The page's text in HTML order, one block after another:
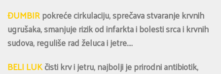
ĐUMBIRpokreće cirkulaciju, sprečava stvaranje krvnih
ugrušaka, smanjuje rizik od infarkta i bolesti srca i krvnih
sudova, reguliše rad želuca i jetre….
BELI LUKčisti krv i jetru, najbolji je prirodni antibiotik,